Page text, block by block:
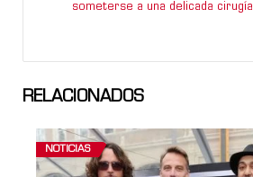
someterse a una delicada cirugía
RELACIONADOS
NOTICIAS